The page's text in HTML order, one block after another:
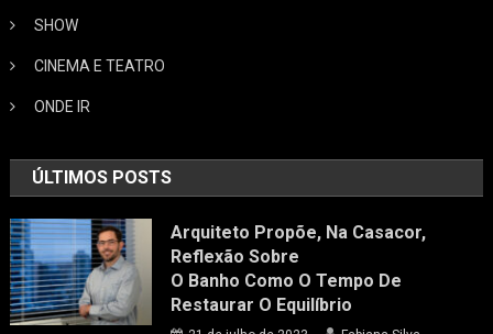
SHOW
CINEMA E TEATRO
ONDE IR
ÚLTIMOS POSTS
Arquiteto Propõe, Na Casacor,
Reflexão Sobre
O Banho Como O Tempo De
Restaurar O Equilíbrio